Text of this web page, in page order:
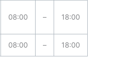
08:00 – 18:00
08:00 – 18:00